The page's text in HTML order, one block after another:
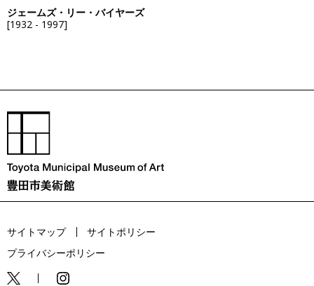
ジェームズ・リー・バイヤーズ
[1932 - 1997]
サイトマップ
サイトポリシー
プライバシーポリシー